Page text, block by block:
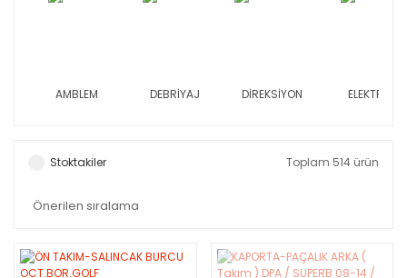
AMBLEM DEBRİYAJ DİREKSİYON ELEKTRİK
Stoktakiler Toplam 514 ürün